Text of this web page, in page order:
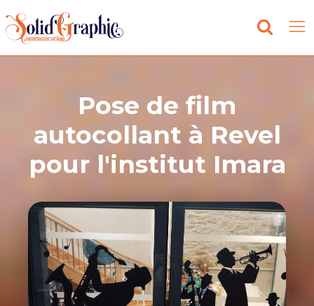
Pose de film
autocollant à Revel
pour l'institut Imara